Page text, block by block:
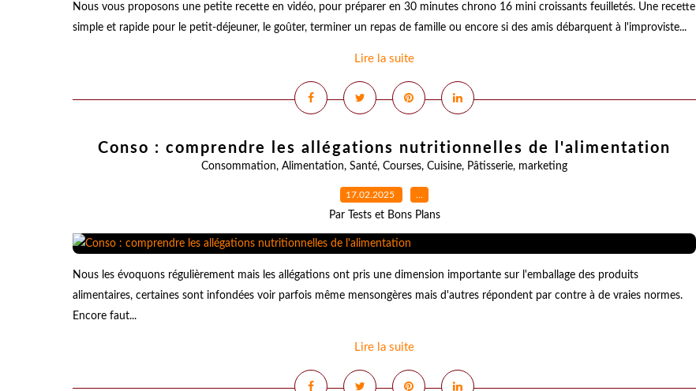
Nous vous proposons une petite recette en vidéo, pour préparer en 30 minutes chrono 16 mini croissants feuilletés. Une recette
simple et rapide pour le petit-déjeuner, le goûter, terminer un repas de famille ou encore si des amis débarquent à l'improviste...
Lire la suite
Conso : comprendre les allégations nutritionnelles de l'alimentation
Consommation, Alimentation, Santé, Courses, Cuisine, Pâtisserie, marketing
17.02.2025 …
Par Tests et Bons Plans
Nous les évoquons régulièrement mais les allégations ont pris une dimension importante sur l'emballage des produits
alimentaires, certaines sont infondées voir parfois même mensongères mais d'autres répondent par contre à de vraies normes.
Encore faut...
Lire la suite